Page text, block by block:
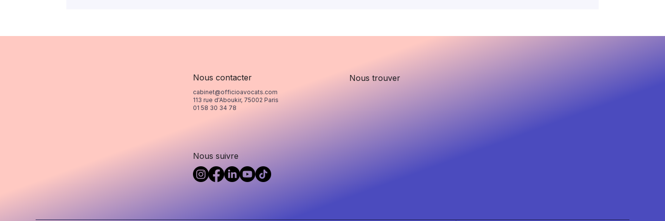
Nous contacter
cabinet@officioavocats.com
113 rue d'Aboukir, 75002 Paris
01 58 30 34 78
Nous trouver
Nous suivre